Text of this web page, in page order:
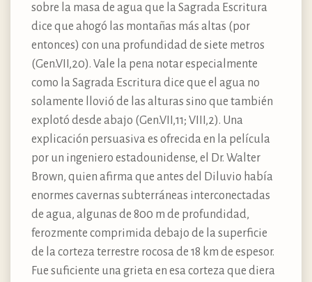
sobre la masa de agua que la Sagrada Escritura
dice que ahogó las montañas más altas (por
entonces) con una profundidad de siete metros
(Gen.VII,20). Vale la pena notar especialmente
como la Sagrada Escritura dice que el agua no
solamente llovió de las alturas sino que también
explotó desde abajo (Gen.VII,11; VIII,2). Una
explicación persuasiva es ofrecida en la película
por un ingeniero estadounidense, el Dr. Walter
Brown, quien afirma que antes del Diluvio había
enormes cavernas subterráneas interconectadas
de agua, algunas de 800 m de profundidad,
ferozmente comprimida debajo de la superficie
de la corteza terrestre rocosa de 18 km de espesor.
Fue suficiente una grieta en esa corteza que diera